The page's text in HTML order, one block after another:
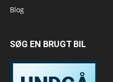
Blog
SØG EN BRUGT BIL